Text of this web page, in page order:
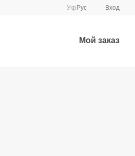
Укр Рус Вход
Мой заказ